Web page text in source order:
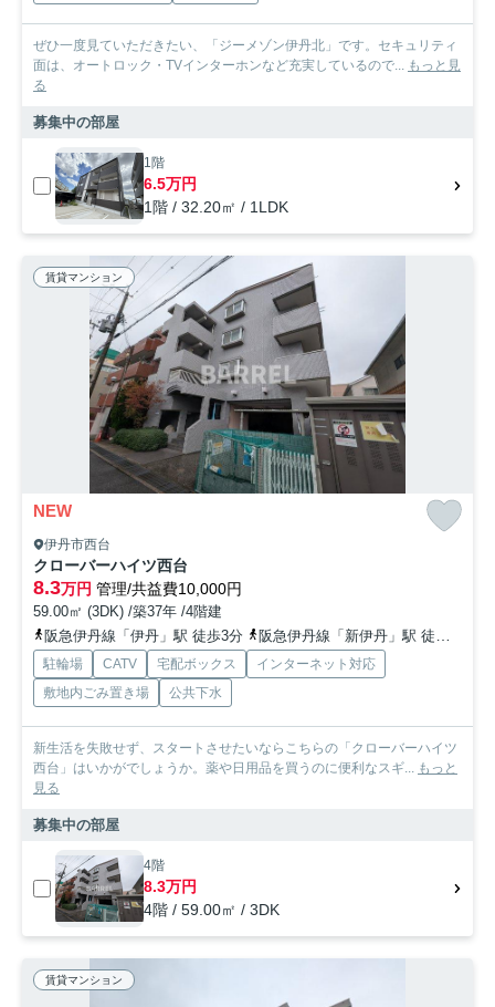
ぜひ一度見ていただきたい、「ジーメゾン伊丹北」です。セキュリティ
面は、オートロック・TVインターホンなど充実しているので... もっと見
る
募集中の部屋
1階
6.5万円
1階 / 32.20㎡ / 1LDK
賃貸マンション
NEW
伊丹市西台
クローバーハイツ西台
8.3万円 管理/共益費10,000円
59.00㎡ (3DK) /築37年 /4階建
阪急伊丹線「伊丹」駅 徒歩3分
阪急伊丹線「新伊丹」駅 徒歩9分
駐輪場 CATV 宅配ボックス
インターネット対応
敷地内ごみ置き場
公共下水
新生活を失敗せず、スタートさせたいならこちらの「クローバーハイツ
西台」はいかがでしょうか。薬や日用品を買うのに便利なスギ... もっと
見る
募集中の部屋
4階
8.3万円
4階 / 59.00㎡ / 3DK
賃貸マンション